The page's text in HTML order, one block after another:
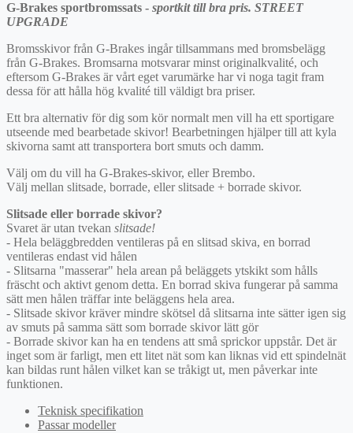
G-Brakes sportbromssats - sportkit till bra pris. STREET
UPGRADE
Bromsskivor från G-Brakes ingår tillsammans med bromsbelägg
från G-Brakes. Bromsarna motsvarar minst originalkvalité, och
eftersom G-Brakes är vårt eget varumärke har vi noga tagit fram
dessa för att hålla hög kvalité till väldigt bra priser.
Ett bra alternativ för dig som kör normalt men vill ha ett sportigare
utseende med bearbetade skivor! Bearbetningen hjälper till att kyla
skivorna samt att transportera bort smuts och damm.
Välj om du vill ha G-Brakes-skivor, eller Brembo.
Välj mellan slitsade, borrade, eller slitsade + borrade skivor.
Slitsade eller borrade skivor?
Svaret är utan tvekan slitsade!
- Hela beläggbredden ventileras på en slitsad skiva, en borrad
ventileras endast vid hålen
- Slitsarna "masserar" hela arean på beläggets ytskikt som hålls
fräscht och aktivt genom detta. En borrad skiva fungerar på samma
sätt men hålen träffar inte beläggens hela area.
- Slitsade skivor kräver mindre skötsel då slitsarna inte sätter igen sig
av smuts på samma sätt som borrade skivor lätt gör
- Borrade skivor kan ha en tendens att små sprickor uppstår. Det är
inget som är farligt, men ett litet nät som kan liknas vid ett spindelnät
kan bildas runt hålen vilket kan se tråkigt ut, men påverkar inte
funktionen.
Teknisk specifikation
Passar modeller